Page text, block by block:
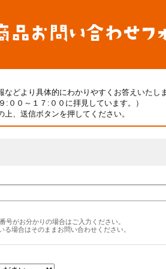
などより具体的にわかりやすくお答えいたし
:００～１７:００に拝見しています。）
上、送信ボタンを押してください。
号がお分かりの場合はご入力ください。
る場合はそのままお問い合わせください。